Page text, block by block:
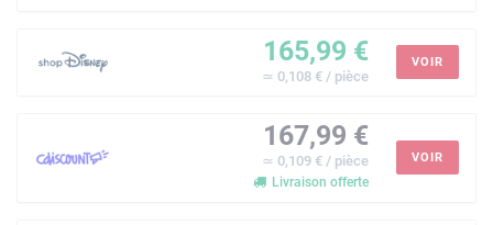
165,99 €
≃ 0,108 € / pièce
VOIR
167,99 €
≃ 0,109 € / pièce
Livraison offerte
VOIR